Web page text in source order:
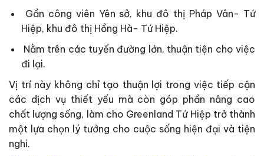
Gần công viên Yên sở, khu đô thị Pháp Vân- Tứ
Hiệp, khu đô thị Hồng Hà- Tứ Hiệp.
Nằm trên các tuyến đường lớn, thuận tiện cho việc
đi lại.
Vị trí này không chỉ tạo thuận lợi trong việc tiếp cận
các dịch vụ thiết yếu mà còn góp phần nâng cao
chất lượng sống, làm cho Greenland Tứ Hiệp trở thành
một lựa chọn lý tưởng cho cuộc sống hiện đại và tiện
nghi.